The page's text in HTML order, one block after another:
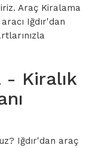
Araç Kiralama
Iğdır'dan
- Kiralık
Iğdır'dan araç